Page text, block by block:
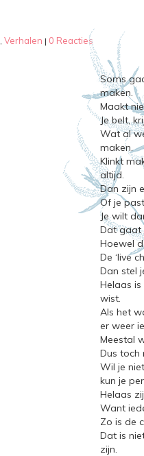
,Verhalen | 0 Reacties
Soms
maken.
Maakt
Je belt,
Wat al
maken.
Klinkt
altijd.
Dan zijn
Of je
Je wilt
Dat gaat
Hoewel
De ‘live
Dan stel
Helaas
wist.
Als het
er weer
Meestal
Dus toch
Wil je
kun je
Helaas
Want
Zo is de
Dat is
zijn.